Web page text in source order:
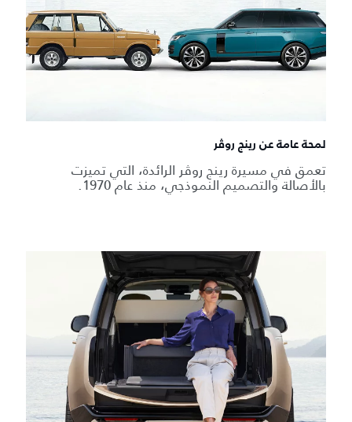
لمحة عامة عن رينج روڤر
تعمق في مسيرة رينج روڤر الرائدة، التي تميزت
بالأصالة والتصميم النموذجي، منذ عام 1970.